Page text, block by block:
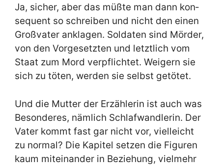
Ja, si­cher, aber das müß­te man dann kon­
se­quent so schrei­ben und nicht den ei­nen
Groß­va­ter an­kla­gen. Sol­da­ten sind Mör­der,
von den Vor­ge­setz­ten und letzt­lich vom
Staat zum Mord ver­pflich­tet. Wei­gern sie
sich zu tö­ten, wer­den sie selbst ge­tö­tet.
Und die Mut­ter der Er­zäh­le­rin ist auch was
Be­son­de­res, näm­lich Schlaf­wand­le­rin. Der
Va­ter kommt fast gar nicht vor, viel­leicht
zu nor­mal? Die Ka­pi­tel set­zen die Fi­gu­ren
kaum mit­ein­an­der in Be­zie­hung, viel­mehr